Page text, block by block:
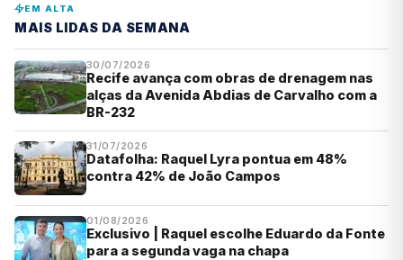
EM ALTA
MAIS LIDAS DA SEMANA
30/07/2026
Recife avança com obras de drenagem nas
alças da Avenida Abdias de Carvalho com a
BR-232
31/07/2026
Datafolha: Raquel Lyra pontua em 48%
contra 42% de João Campos
01/08/2026
Exclusivo | Raquel escolhe Eduardo da Fonte
para a segunda vaga na chapa